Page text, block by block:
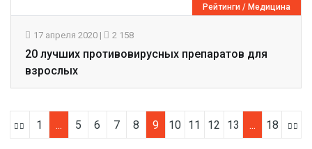
Рейтинги / Медицина
17 апреля 2020 | 2 158
20 лучших противовирусных препаратов для
взрослых
1 ... 5 6 7 8 9 10 11 12 13 ... 18